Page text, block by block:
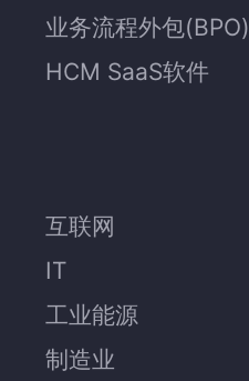
业务流程外包(BPO)
HCM SaaS软件
互联网
IT
工业能源
制造业